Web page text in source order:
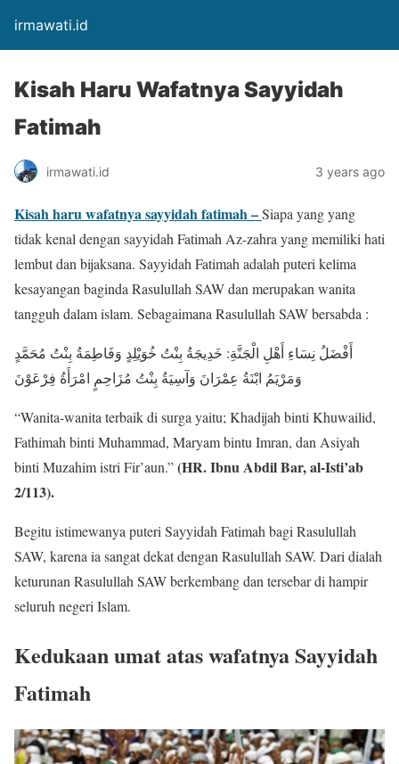
irmawati.id
Kisah Haru Wafatnya Sayyidah
Fatimah
irmawati.id 3 years ago
Kisah haru wafatnya sayyidah fatimah –Siapa yang yang
tidak kenal dengan sayyidah Fatimah Az-zahra yang memiliki hati
lembut dan bijaksana. Sayyidah Fatimah adalah puteri kelima
kesayangan baginda Rasulullah SAW dan merupakan wanita
tangguh dalam islam. Sebagaimana Rasulullah SAW bersabda :
أَفْضَلُ نِسَاءِ أَهْلِ الْجَنَّةِ: خَدِيجَةُ بِنْتُ خُوَيْلِدٍ وَفَاطِمَةُ بِنْتُ مُحَمَّدٍ
وَمَرْيَمُ ابْنَةُ عِمْرَانَ وَآسِيَةُ بِنْتُ مُزَاحِمٍ امْرَأَةُ فِرْعَوْنَ
“Wanita-wanita terbaik di surga yaitu; Khadijah binti Khuwailid,
Fathimah binti Muhammad, Maryam bintu Imran, dan Asiyah
binti Muzahim istri Fir’aun.”(HR. Ibnu Abdil Bar, al-Isti’ab
2/113).
Begitu istimewanya puteri Sayyidah Fatimah bagi Rasulullah
SAW, karena ia sangat dekat dengan Rasulullah SAW. Dari dialah
keturunan Rasulullah SAW berkembang dan tersebar di hampir
seluruh negeri Islam.
Kedukaan umat atas wafatnya Sayyidah
Fatimah